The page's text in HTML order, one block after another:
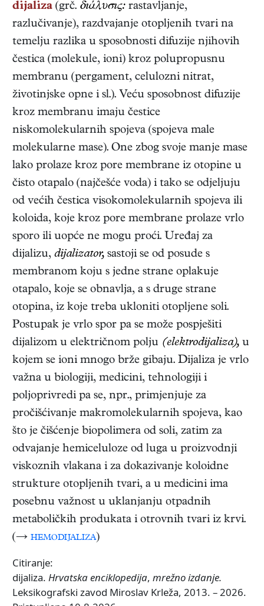
dijaliza (grč. δıάλυσıς: rastavljanje,
razlučivanje), razdvajanje otopljenih tvari na
temelju razlika u sposobnosti difuzije njihovih
čestica (molekule, ioni) kroz polupropusnu
membranu (pergament, celulozni nitrat,
životinjske opne i sl.). Veću sposobnost difuzije
kroz membranu imaju čestice
niskomolekularnih spojeva (spojeva male
molekularne mase). One zbog svoje manje mase
lako prolaze kroz pore membrane iz otopine u
čisto otapalo (najčešće voda) i tako se odjeljuju
od većih čestica visokomolekularnih spojeva ili
koloida, koje kroz pore membrane prolaze vrlo
sporo ili uopće ne mogu proći. Uređaj za
dijalizu, dijalizator, sastoji se od posude s
membranom koju s jedne strane oplakuje
otapalo, koje se obnavlja, a s druge strane
otopina, iz koje treba ukloniti otopljene soli.
Postupak je vrlo spor pa se može pospješiti
dijalizom u električnom polju (elektrodijaliza), u
kojem se ioni mnogo brže gibaju. Dijaliza je vrlo
važna u biologiji, medicini, tehnologiji i
poljoprivredi pa se, npr., primjenjuje za
pročišćivanje makromolekularnih spojeva, kao
što je čišćenje biopolimera od soli, zatim za
odvajanje hemiceluloze od luga u proizvodnji
viskoznih vlakana i za dokazivanje koloidne
strukture otopljenih tvari, a u medicini ima
posebnu važnost u uklanjanju otpadnih
metaboličkih produkata i otrovnih tvari iz krvi.
(→ hemodijaliza)
Citiranje:
dijaliza. Hrvatska enciklopedija, mrežno izdanje.
Leksikografski zavod Miroslav Krleža, 2013. – 2026.